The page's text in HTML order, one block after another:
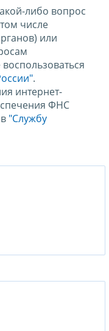
либо вопрос
числе
или
.
интернет-
ФНС
"Службу